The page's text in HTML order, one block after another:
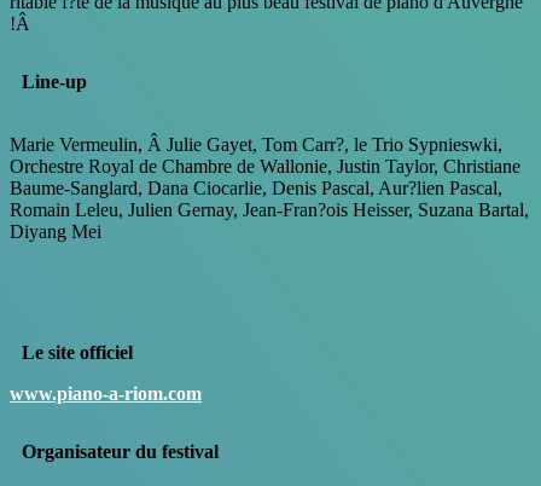
!Â
Line-up
Marie Vermeulin, Â Julie Gayet, Tom Carr?, le Trio Sypnieswki,
Orchestre Royal de Chambre de Wallonie, Justin Taylor, Christiane
Baume-Sanglard, Dana Ciocarlie, Denis Pascal, Aur?lien Pascal,
Romain Leleu, Julien Gernay, Jean-Fran?ois Heisser, Suzana Bartal,
Diyang Mei
Le site officiel
www.piano-a-riom.com
Organisateur du festival